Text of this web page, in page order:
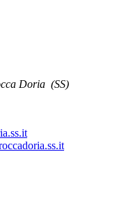
Doria (SS)